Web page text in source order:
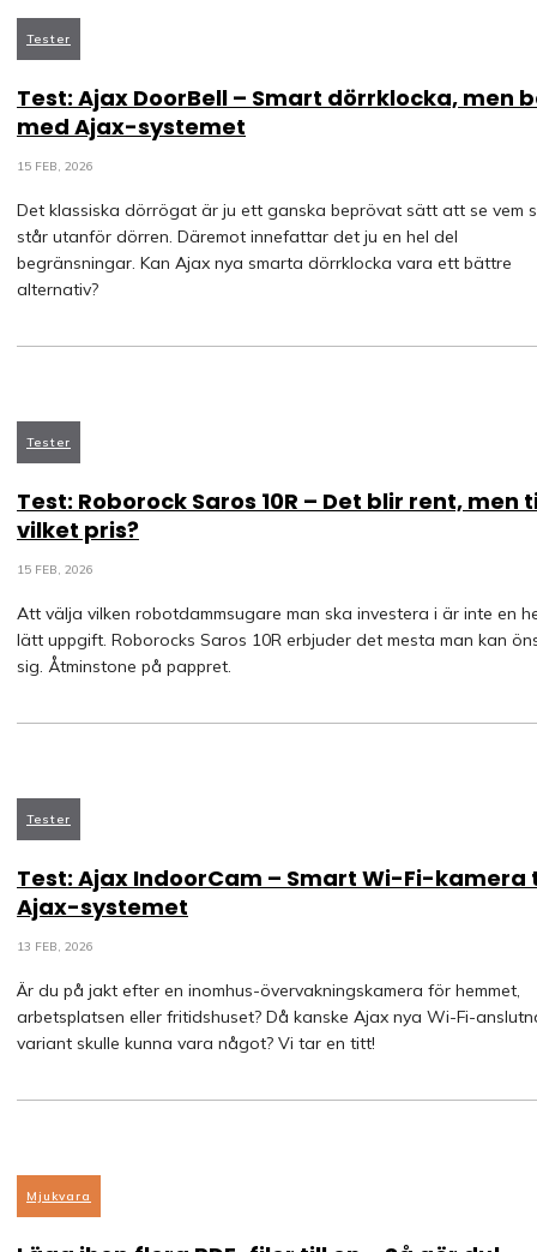
Tester
Test: Ajax DoorBell – Smart dörrklocka, men
med Ajax-systemet
15 FEB, 2026
Det klassiska dörrögat är ju ett ganska beprövat sätt att se vem
står utanför dörren. Däremot innefattar det ju en hel del
begränsningar. Kan Ajax nya smarta dörrklocka vara ett bättre
alternativ?
Tester
Test: Roborock Saros 10R – Det blir rent, men
vilket pris?
15 FEB, 2026
Att välja vilken robotdammsugare man ska investera i är inte en
lätt uppgift. Roborocks Saros 10R erbjuder det mesta man kan
sig. Åtminstone på pappret.
Tester
Test: Ajax IndoorCam – Smart Wi-Fi-kamera
Ajax-systemet
13 FEB, 2026
Är du på jakt efter en inomhus-övervakningskamera för hemmet,
arbetsplatsen eller fritidshuset? Då kanske Ajax nya Wi-Fi-
variant skulle kunna vara något? Vi tar en titt!
Mjukvara